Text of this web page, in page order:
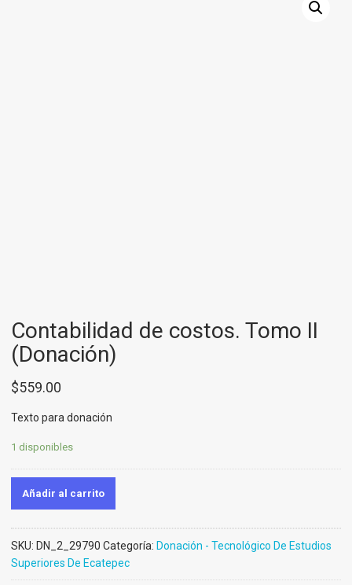
Contabilidad de costos. Tomo II
(Donación)
$559.00
Texto para donación
1 disponibles
Añadir al carrito
SKU: DN_2_29790 Categoría: Donación - Tecnológico De Estudios
Superiores De Ecatepec